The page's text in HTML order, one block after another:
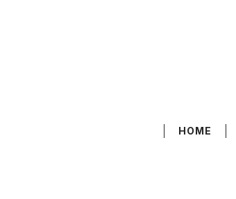
HOME